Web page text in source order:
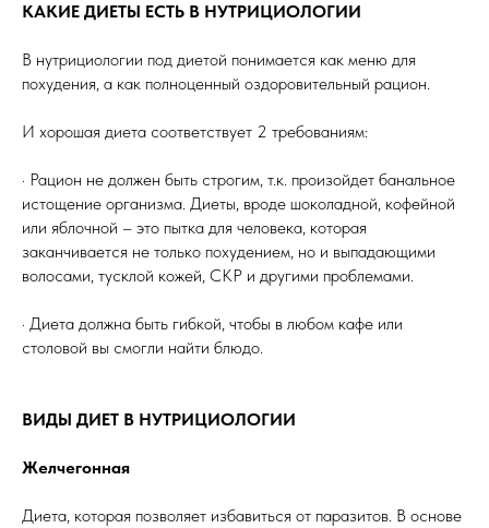
КАКИЕ ДИЕТЫ ЕСТЬ В НУТРИЦИОЛОГИИ
В нутрициологии под диетой понимается как меню для
похудения, а как полноценный оздоровительный рацион.
И хорошая диета соответствует 2 требованиям:
· Рацион не должен быть строгим, т.к. произойдет банальное
истощение организма. Диеты, вроде шоколадной, кофейной
или яблочной – это пытка для человека, которая
заканчивается не только похудением, но и выпадающими
волосами, тусклой кожей, СКР и другими проблемами.
· Диета должна быть гибкой, чтобы в любом кафе или
столовой вы смогли найти блюдо.
ВИДЫ ДИЕТ В НУТРИЦИОЛОГИИ
Желчегонная
Диета, которая позволяет избавиться от паразитов. В основе